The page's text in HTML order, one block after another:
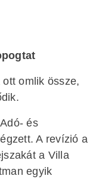
omlik össze,
és
A revízió a
a Villa
egyik